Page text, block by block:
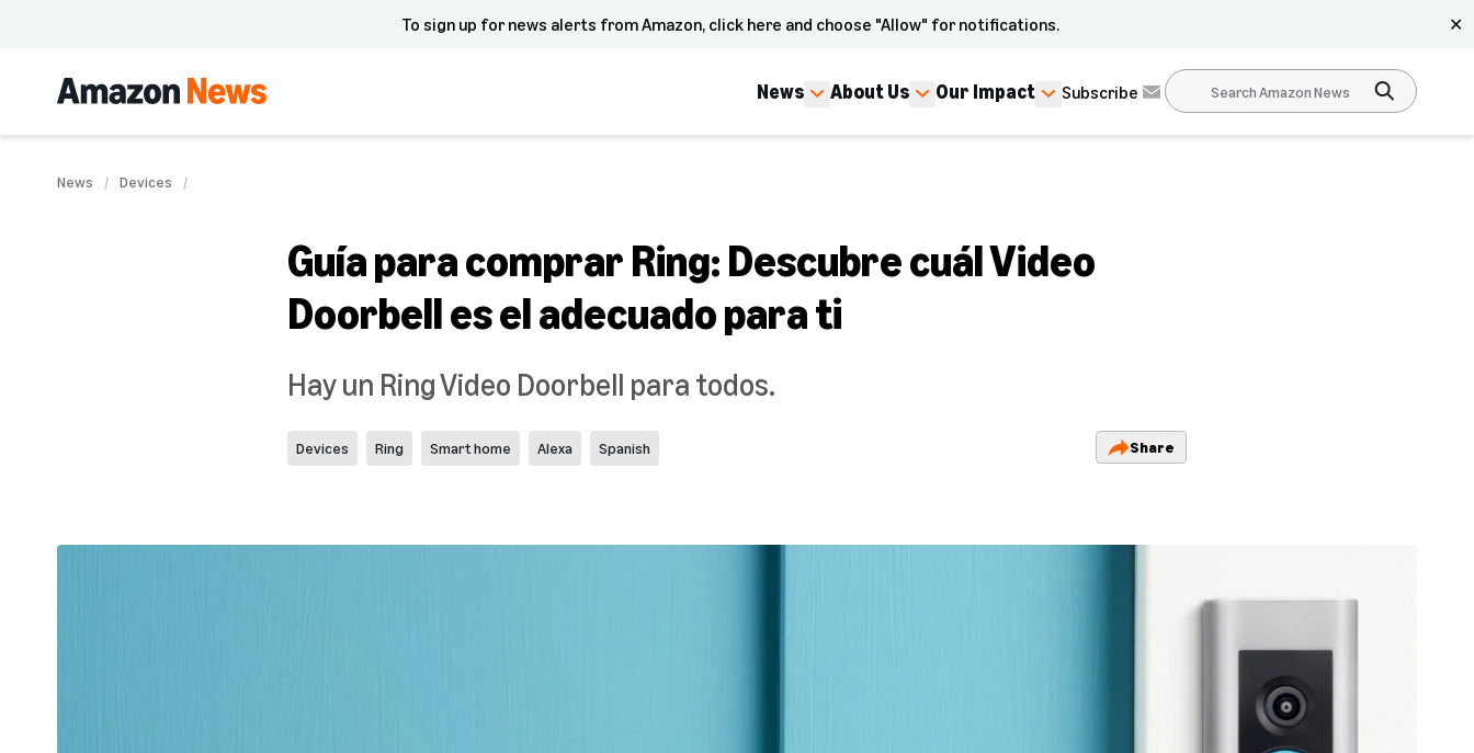
To sign up for news alerts from Amazon, click here and choose "Allow" for notifications. ✕
News About Us Our Impact Subscribe
News Devices
Guía para comprar Ring: Descubre cuál Video
Doorbell es el adecuado para ti
Hay un Ring Video Doorbell para todos.
Devices Ring Smart home Alexa Spanish Share